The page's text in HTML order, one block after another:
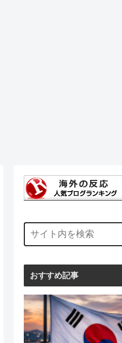
おすすめ記事